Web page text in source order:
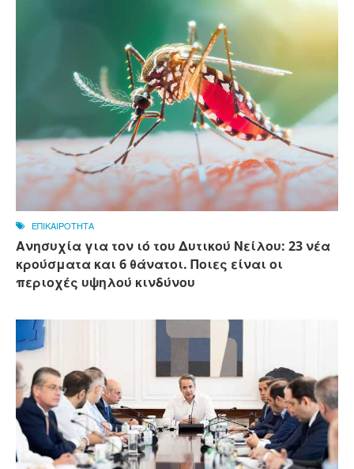
ΕΠΙΚΑΙΡΟΤΗΤΑ
Ανησυχία για τον ιό του Δυτικού Νείλου: 23 νέα
κρούσματα και 6 θάνατοι. Ποιες είναι οι
περιοχές υψηλού κινδύνου